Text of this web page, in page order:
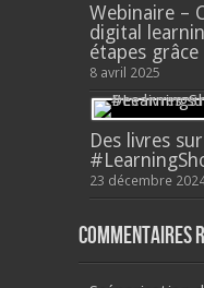
Webinaire –
digital
étapes
8 avril 2025
Des livres
23 décembre
Commentaires